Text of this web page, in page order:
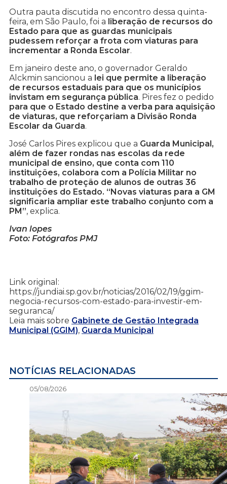
Outra pauta discutida no encontro dessa quinta-
feira, em São Paulo, foi a liberação de recursos do
Estado para que as guardas municipais
pudessem reforçar a frota com viaturas para
incrementar a Ronda Escolar.
Em janeiro deste ano, o governador Geraldo
Alckmin sancionou a lei que permite a liberação
de recursos estaduais para que os municípios
invistam em segurança pública. Pires fez o pedido
para que o Estado destine a verba para aquisição
de viaturas, que reforçariam a Divisão Ronda
Escolar da Guarda.
José Carlos Pires explicou que a Guarda Municipal,
além de fazer rondas nas escolas da rede
municipal de ensino, que conta com 110
instituições, colabora com a Polícia Militar no
trabalho de proteção de alunos de outras 36
instituições do Estado. “Novas viaturas para a GM
significaria ampliar este trabalho conjunto com a
PM”, explica.
Ivan lopes
Foto: Fotógrafos PMJ
Link original:
https://jundiai.sp.gov.br/noticias/2016/02/19/ggim-
negocia-recursos-com-estado-para-investir-em-
seguranca/
Leia mais sobre Gabinete de Gestão Integrada
Municipal (GGIM), Guarda Municipal
NOTÍCIAS RELACIONADAS
05/08/2026